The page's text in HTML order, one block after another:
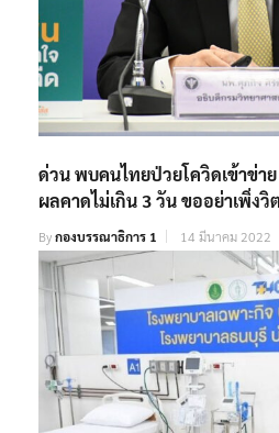
ด่วน พบคนไทยป่วยโควิดเข้าข่า
ผลคาดไม่เกิน 3 วัน ขออย่าเพิ่งวิ
Byกองบรรณาธิการ 1 14 มีนาคม 2022